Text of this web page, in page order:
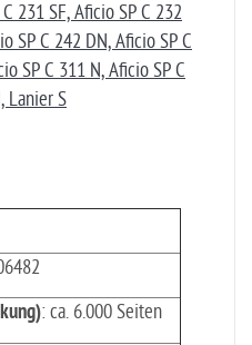
231 SF, Aficio SP C 232
SP C 242 DN, Aficio SP C
SP C 311 N, Aficio SP C
Lanier S
: ca. 6.000 Seiten